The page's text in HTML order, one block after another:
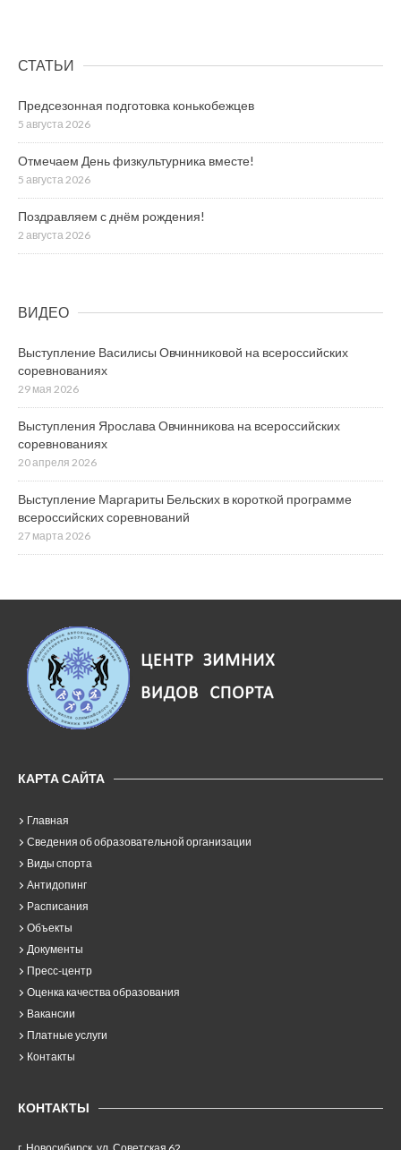
СТАТЬИ
Предсезонная подготовка конькобежцев
5 августа 2026
Отмечаем День физкультурника вместе!
5 августа 2026
Поздравляем с днём рождения!
2 августа 2026
ВИДЕО
Выступление Василисы Овчинниковой на всероссийских
соревнованиях
29 мая 2026
Выступления Ярослава Овчинникова на всероссийских
соревнованиях
20 апреля 2026
Выступление Маргариты Бельских в короткой программе
всероссийских соревнований
27 марта 2026
КАРТА САЙТА
Главная
Сведения об образовательной организации
Виды спорта
Антидопинг
Расписания
Объекты
Документы
Пресс-центр
Оценка качества образования
Вакансии
Платные услуги
Контакты
КОНТАКТЫ